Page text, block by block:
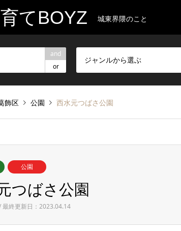
てBOYZ 城東界隈のこと
and
or
ジャンルから選ぶ
飾区 公園 西水元つばさ公園
公園
つばさ公園
最終更新日：2023.04.14